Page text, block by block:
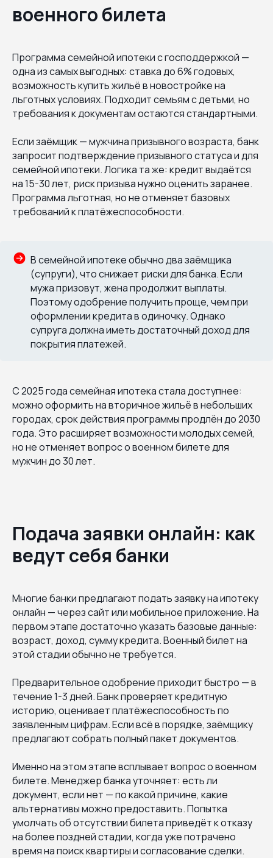
военного билета
Программа семейной ипотеки с господдержкой —
одна из самых выгодных: ставка до 6% годовых,
возможность купить жильё в новостройке на
льготных условиях. Подходит семьям с детьми, но
требования к документам остаются стандартными.
Если заёмщик — мужчина призывного возраста, банк
запросит подтверждение призывного статуса и для
семейной ипотеки. Логика та же: кредит выдаётся
на 15-30 лет, риск призыва нужно оценить заранее.
Программа льготная, но не отменяет базовых
требований к платёжеспособности.
В семейной ипотеке обычно два заёмщика
(супруги), что снижает риски для банка. Если
мужа призовут, жена продолжит выплаты.
Поэтому одобрение получить проще, чем при
оформлении кредита в одиночку. Однако
супруга должна иметь достаточный доход для
покрытия платежей.
С 2025 года семейная ипотека стала доступнее:
можно оформить на вторичное жильё в небольших
городах, срок действия программы продлён до 2030
года. Это расширяет возможности молодых семей,
но не отменяет вопрос о военном билете для
мужчин до 30 лет.
Подача заявки онлайн: как
ведут себя банки
Многие банки предлагают подать заявку на ипотеку
онлайн — через сайт или мобильное приложение. На
первом этапе достаточно указать базовые данные:
возраст, доход, сумму кредита. Военный билет на
этой стадии обычно не требуется.
Предварительное одобрение приходит быстро — в
течение 1-3 дней. Банк проверяет кредитную
историю, оценивает платёжеспособность по
заявленным цифрам. Если всё в порядке, заёмщику
предлагают собрать полный пакет документов.
Именно на этом этапе всплывает вопрос о военном
билете. Менеджер банка уточняет: есть ли
документ, если нет — по какой причине, какие
альтернативы можно предоставить. Попытка
умолчать об отсутствии билета приведёт к отказу
на более поздней стадии, когда уже потрачено
время на поиск квартиры и согласование сделки.